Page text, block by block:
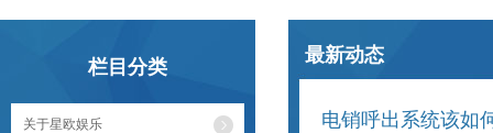
栏目分类
关于星欧娱乐
最新动态
电销呼出系统该如